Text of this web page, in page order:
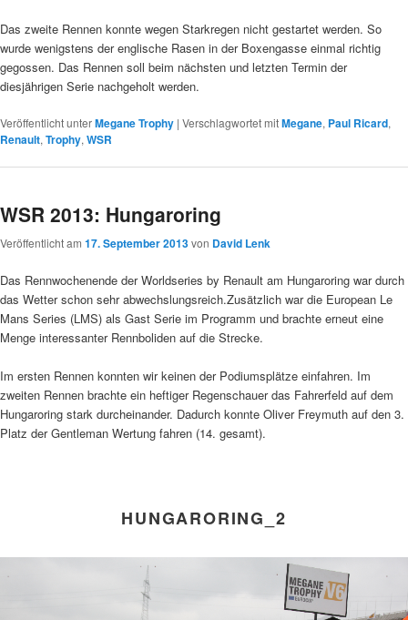
Das zweite Rennen konnte wegen Starkregen nicht gestartet werden. So
wurde wenigstens der englische Rasen in der Boxengasse einmal richtig
gegossen. Das Rennen soll beim nächsten und letzten Termin der
diesjährigen Serie nachgeholt werden.
Veröffentlicht unterMegane Trophy | Verschlagwortet mitMegane, Paul Ricard,
Renault, Trophy, WSR
WSR 2013: Hungaroring
Veröffentlicht am 17. September 2013von David Lenk
Das Rennwochenende der Worldseries by Renault am Hungaroring war durch
das Wetter schon sehr abwechslungsreich.Zusätzlich war die European Le
Mans Series (LMS) als Gast Serie im Programm und brachte erneut eine
Menge interessanter Rennboliden auf die Strecke.
Im ersten Rennen konnten wir keinen der Podiumsplätze einfahren. Im
zweiten Rennen brachte ein heftiger Regenschauer das Fahrerfeld auf dem
Hungaroring stark durcheinander. Dadurch konnte Oliver Freymuth auf den 3.
Platz der Gentleman Wertung fahren (14. gesamt).
HUNGARORING_2